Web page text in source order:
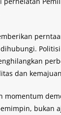
dan
momentum
bukan